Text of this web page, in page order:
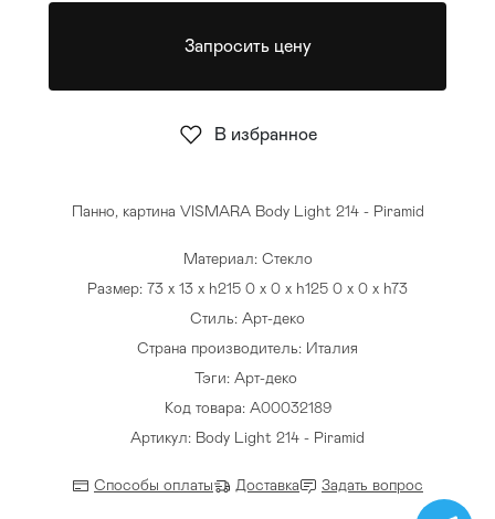
> Мебель
Панно, картина VISMARA Body Light 214 - Piramid
Материал: Стекло
Размер: 73 x 13 x h215 0 x 0 x h125 0 x 0 x h73
Стиль: Арт-деко
Страна производитель: Италия
Тэги: Арт-деко
Код товара: A00032189
Артикул: Body Light 214 - Piramid
Способы оплаты Доставка Задать вопрос
Запросить цену
В избранное